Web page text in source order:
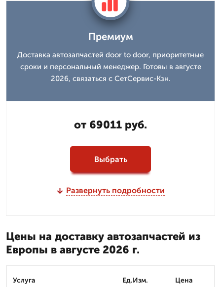
Премиум
Доставка автозапчастей door to door, приоритетные
сроки и персональный менеджер. Готовы в августе
2026, связаться с СетСервис-Кзн.
от 69011 руб.
Выбрать
Развернуть подробности
Цены на доставку автозапчастей из
Европы в августе 2026 г.
Услуга Ед.Изм. Цена